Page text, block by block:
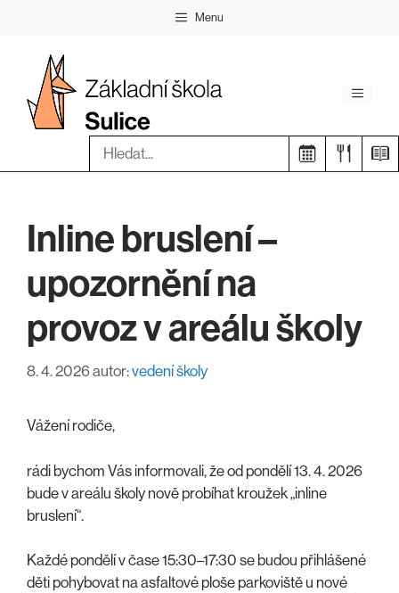
Menu
Menu
Hledat:
Inline bruslení –
upozornění na
provoz v areálu školy
8. 4. 2026 autor:vedení školy
Vážení rodiče,
rádi bychom Vás informovali, že od pondělí 13. 4. 2026
bude v areálu školy nově probíhat kroužek „inline
bruslení“.
Každé pondělí v čase 15:30–17:30 se budou přihlášené
děti pohybovat na asfaltové ploše parkoviště u nové